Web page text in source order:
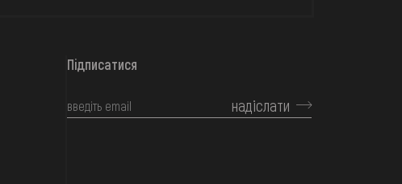
Підписатися
надіслати